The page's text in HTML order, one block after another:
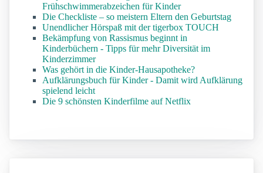
Frühschwimmerabzeichen für Kinder
Die Checkliste – so meistern Eltern den Geburtstag
Unendlicher Hörspaß mit der tigerbox TOUCH
Bekämpfung von Rassismus beginnt in
Kinderbüchern - Tipps für mehr Diversität im
Kinderzimmer
Was gehört in die Kinder-Hausapotheke?
Aufklärungsbuch für Kinder - Damit wird Aufklärung
spielend leicht
Die 9 schönsten Kinderfilme auf Netflix